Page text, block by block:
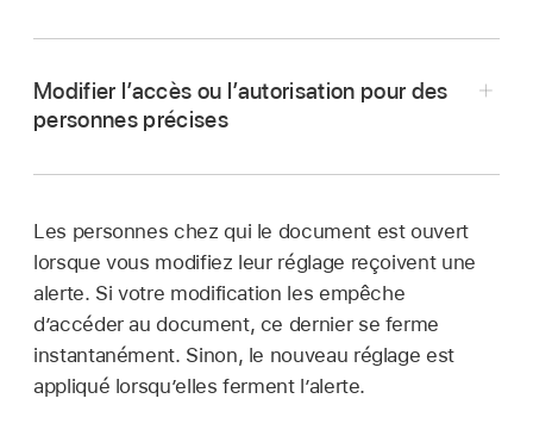
Dans un document partagé, cliquez sur
dans labarre d’outils, puis cliquez sur « Gérer
le document partagé ».
Effectuez l’une des opérations suivantes :
Modifier l’accès ou l’autorisation pour des
personnes précises
Accédez à l’app Pages
sur votre Mac.
Dans un document partagé, cliquez sur
dans labarre d’outils, puis cliquez sur « Gérer
Les personnes chez qui le document est ouvert
lorsque vous modifiez leur réglage reçoivent une
alerte. Si votre modification les empêche
d’accéder au document, ce dernier se ferme
instantanément. Sinon, le nouveau réglage est
appliqué lorsqu’elles ferment l’alerte.